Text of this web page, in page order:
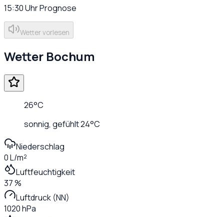
15:30UhrPrognose
Wetter vorlesen
Wetter Bochum
26°C
sonnig, gefühlt24°C
Niederschlag
0 L/m²
Luftfeuchtigkeit
37 %
Luftdruck (NN)
1020 hPa